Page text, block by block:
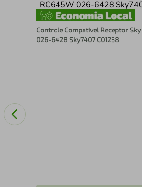
Controle Compatível Receptor Sky RC645W
026-6428 Sky7407 C01238